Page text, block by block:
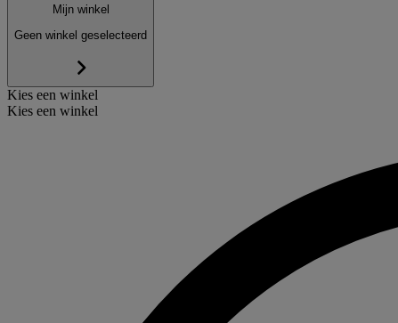
Mijn winkel
Geen winkel geselecteerd
Kies een winkel
Kies een winkel